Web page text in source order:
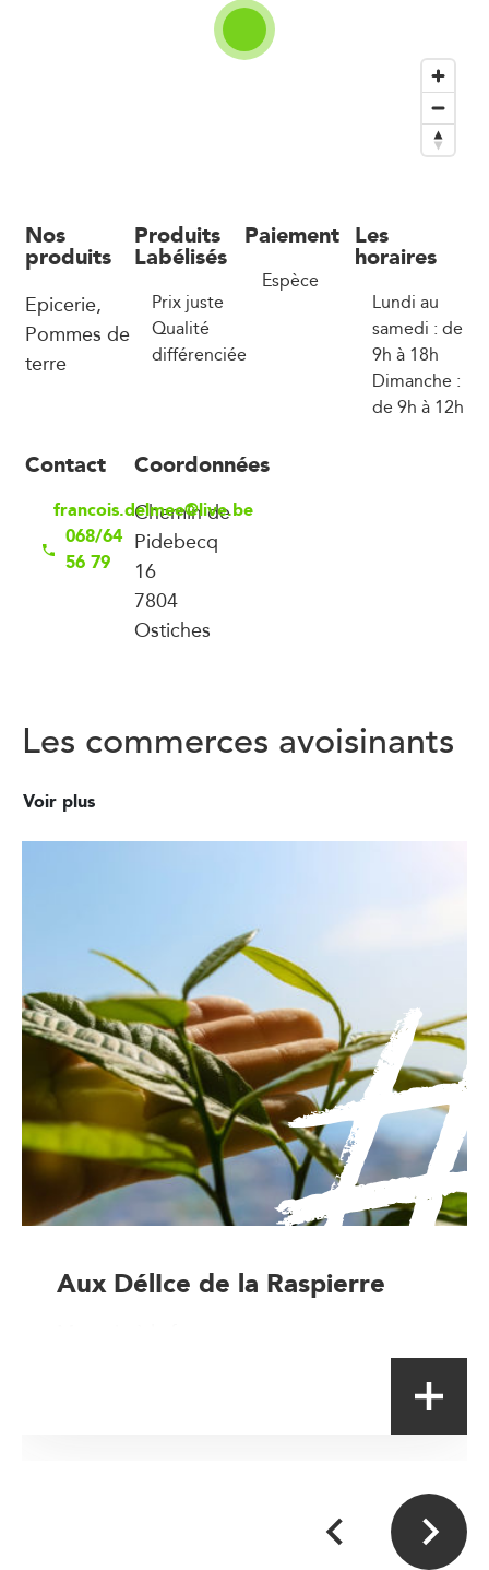
Nos
produits
Epicerie,
Pommes de
terre
Produits
Labélisés
Prix juste
Qualité
différenciée
Paiement
Espèce
Les
horaires
Lundi au
samedi : de
9h à 18h
Dimanche :
de 9h à 12h
Contact
francois.delmee@live.be
068/64
56 79
Coordonnées
Chemin de
Pidebecq
16
7804
Ostiches
Les commerces avoisinants
Voir plus
Aux DélIce de la Raspierre